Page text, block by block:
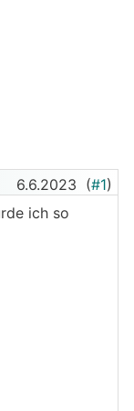
6.6.2023 (#1)
ich so